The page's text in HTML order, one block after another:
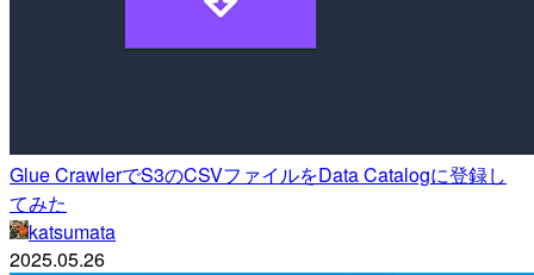
Glue CrawlerでS3のCSVファイルをData Catalogに登録し
てみた
katsumata
2025.05.26